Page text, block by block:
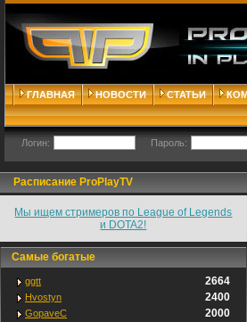
ГЛАВНАЯ НОВОСТИ СТАТЬИ
Логин: Пароль:
Расписание ProPlayTV
Мы ищем стримеров по League of Legends
и DOTA2!
Самые богатые
ggtt 2664
Hvostyn 2400
GopaveC 2000